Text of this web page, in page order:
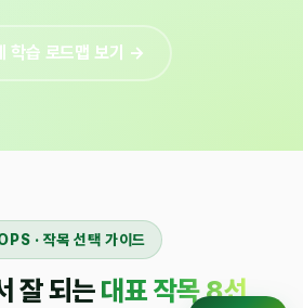
학습 로드맵 보기 →
· 작목 선택 가이드
잘 되는 대표 작목 8선